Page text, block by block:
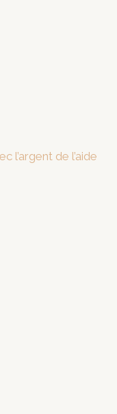
l’argent de l’aide